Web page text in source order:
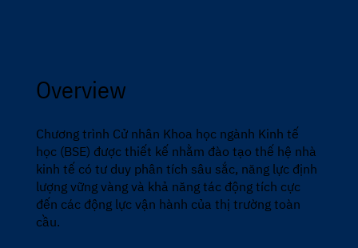
Overview
Chương trình Cử nhân Khoa học ngành Kinh tế
học (BSE) được thiết kế nhằm đào tạo thế hệ nhà
kinh tế có tư duy phân tích sâu sắc, năng lực định
lượng vững vàng và khả năng tác động tích cực
đến các động lực vận hành của thị trường toàn
cầu.